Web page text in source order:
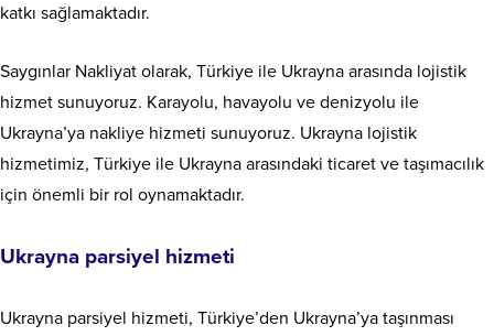
katkı sağlamaktadır.
Saygınlar Nakliyat olarak, Türkiye ile Ukrayna arasında lojistik
hizmet sunuyoruz. Karayolu, havayolu ve denizyolu ile
Ukrayna’ya nakliye hizmeti sunuyoruz. Ukrayna lojistik
hizmetimiz, Türkiye ile Ukrayna arasındaki ticaret ve taşımacılık
için önemli bir rol oynamaktadır.
Ukrayna parsiyel hizmeti
Ukrayna parsiyel hizmeti, Türkiye’den Ukrayna’ya taşınması